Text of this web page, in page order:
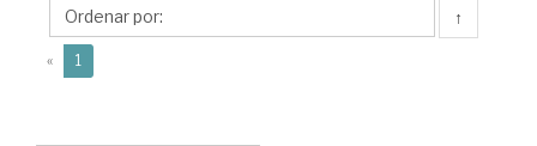
Valentín
↑
« 1